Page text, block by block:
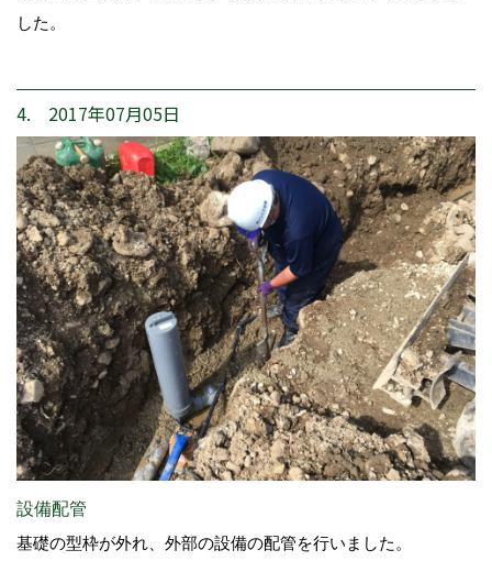
した。
4. 2017年07月05日
設備配管
基礎の型枠が外れ、外部の設備の配管を行いました。